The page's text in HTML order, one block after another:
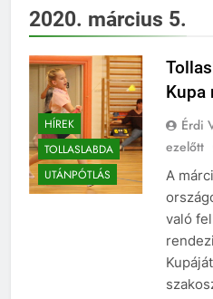
2020. március 5.
HÍREK
TOLLASLABDA
UTÁNPÓTLÁS
Kupa
Érdi
ezelőtt
A
való